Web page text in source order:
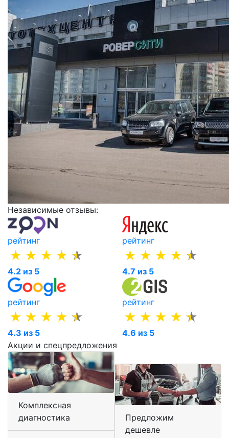
Независимые отзывы:
рейтинг
4.2 из 5
рейтинг
4.7 из 5
рейтинг
4.3 из 5
рейтинг
4.6 из 5
Акции и спецпредложения
Комплексная
диагностика
Предложим
дешевле